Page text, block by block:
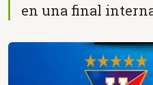
en una final